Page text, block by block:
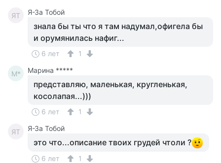
ЯТ Я-За Тобой
знала бы ты что я там надумал,офигела бы
и орумянилась нафиг...
6 лет 1
М* Марина *****
представляю, маленькая, кругленькая,
косолапая...)))
6 лет 1
ЯТ Я-За Тобой
это что...описание твоих грудей чтоли ?
6 лет 1